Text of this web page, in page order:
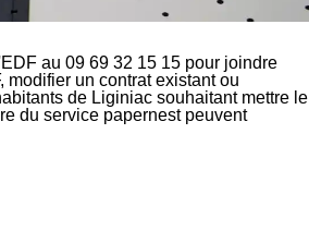
au 09 69 32 15 15 pour joindre
modifier un contrat existant ou
de Liginiac souhaitant mettre le
du service papernest peuvent